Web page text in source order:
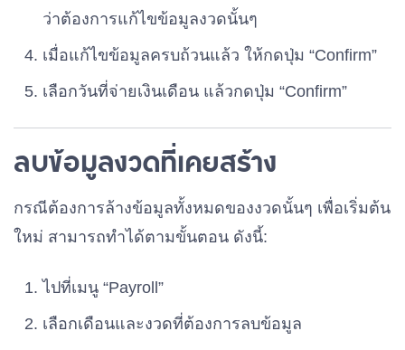
ว่าต้องการแก้ไขข้อมูลงวดนั้นๆ
เมื่อแก้ไขข้อมูลครบถ้วนแล้ว ให้กดปุ่ม “Confirm”
เลือกวันที่จ่ายเงินเดือน แล้วกดปุ่ม “Confirm”
ลบข้อมูลงวดที่เคยสร้าง
กรณีต้องการล้างข้อมูลทั้งหมดของงวดนั้นๆ เพื่อเริ่มต้น
ใหม่ สามารถทำได้ตามขั้นตอน ดังนี้:
ไปที่เมนู “Payroll”
เลือกเดือนและงวดที่ต้องการลบข้อมูล